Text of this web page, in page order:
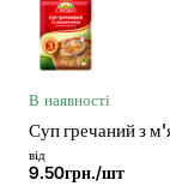
В наявності
Суп гречаний з
від
9.50грн./шт